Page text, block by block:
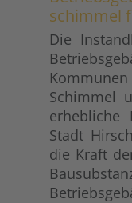
schimmel
Die
Schimmel
erhebliche
Stadt
die Kraft